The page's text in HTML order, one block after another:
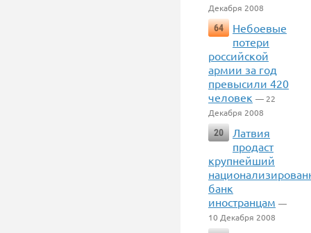
Декабря 2008
64
Небоевые
потери
российской
армии за год
превысили 420
человек — 22
Декабря 2008
20
Латвия
продаст
крупнейший
банк
иностранцам —
10 Декабря 2008